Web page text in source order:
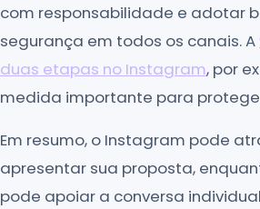
com responsabilidade e adotar
segurança em todos os canais. A
duas etapas no Instagram, por
medida importante para
Em resumo, o Instagram pode
apresentar sua proposta,
pode apoiar a conversa